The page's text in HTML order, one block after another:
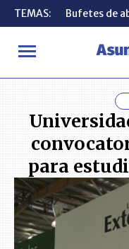
TEMAS: Bufetes de
INICIO ACTUALIDAD
TEMAS: Bufetes de
para